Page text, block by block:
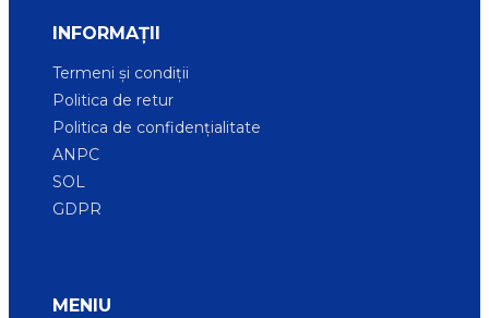
INFORMAȚII
Termeni și condiții
Politica de retur
Politica de confidențialitate
ANPC
SOL
GDPR
MENIU